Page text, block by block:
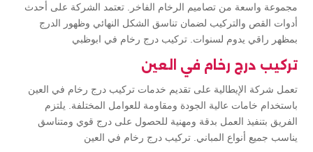
مجموعة واسعة من تصاميم الرخام الفاخر. تعتمد الشركة على أحدث
أدوات القص والتركيب لضمان تناسق الشكل النهائي وظهور الدرج
بمظهر راقي يدوم لسنوات. تركيب درج رخام في ابوظبي
تركيب درج رخام في العين
تعمل شركة الإيطالية على تقديم خدمات تركيب درج رخام في العين
باستخدام خامات عالية الجودة ومقاومة للعوامل المختلفة. يلتزم
الفريق بتنفيذ العمل بدقة ومهنية للحصول على درج قوي ومتناسق
يناسب جميع أنواع المباني. تركيب درج رخام في العين